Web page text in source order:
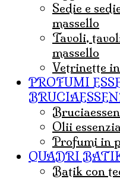
Sedie e sedie a dondolo in legno
massello
Tavoli, tavolini e consolle in legno
massello
Vetrinette
PROFUMI ESSENZE E
olii
Profumi in
QUADRI
Batik con